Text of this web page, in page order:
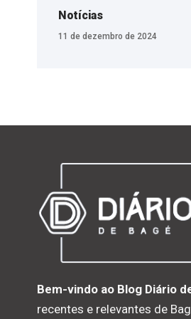
Notícias
11 de dezembro de 2024
Bem-vindo ao Blog Diário
recentes e relevantes de